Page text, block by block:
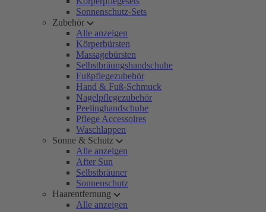
Sonnenschutz-Sets
Zubehör
Alle anzeigen
Körperbürsten
Massagebürsten
Selbstbräungshandschuhe
Fußpflegezubehör
Hand & Fuß-Schmuck
Nagelpflegezubehör
Peelinghandschuhe
Pflege Accessoires
Waschlappen
Sonne & Schutz
Alle anzeigen
After Sun
Selbstbräuner
Sonnenschutz
Haarentfernung
Alle anzeigen